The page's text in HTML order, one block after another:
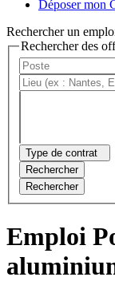
Déposer mon
Rechercher un
Rechercher des
Type de contrat
Rechercher
Rechercher
Emploi